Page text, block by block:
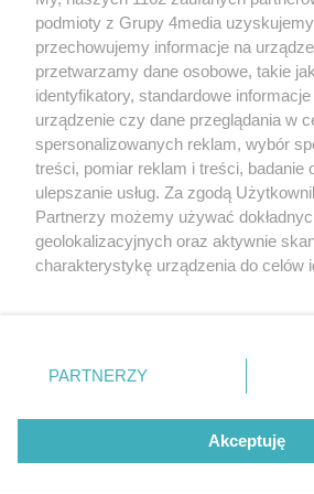
Reklama Kontakt
Regulamin prenumeraty
Zapisz się do
Dołącz do grona ludzi najlepiej
Zapisz się »
podmioty z Grupy 4media
przechowujemy informacje na
przetwarzamy dane osobowe, takie
identyfikatory, standardowe
urządzenie czy dane przeglądania w
spersonalizowanych reklam, wybór
treści, pomiar reklam i treści, badanie
ulepszanie usług. Za zgodą
Partnerzy możemy używać
geolokalizacyjnych oraz aktywnie
charakterystykę urządzenia do celów
zmienić/wycofać klikając przycisk
znajdujący się w lewym dolnym rogu
użytkownika, ale masz prawo
przetwarzaniu. Preferencje będą
PARTNERZY
Akceptuję